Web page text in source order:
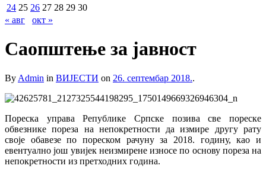
24 25 26 27 28 29 30
« авг
окт »
Саопштење за јавност
By Admin in ВИЈЕСТИ on 26. септембар 2018..
Пореска управа Републике Српске позива све пореске
обвезнике пореза на непокретности да измире другу рату
своје обавезе по пореском рачуну за 2018. годину, као и
евентуално још увијек неизмирене износе по основу пореза на
непокретности из претходних година.